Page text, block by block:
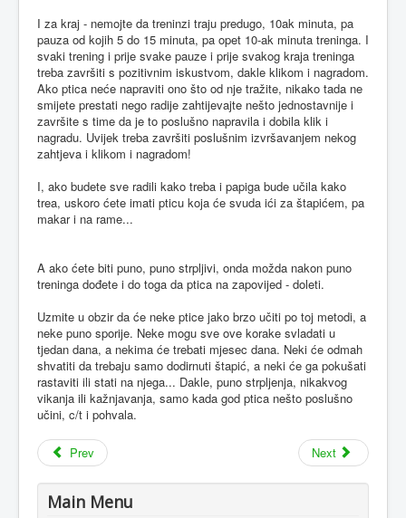
I za kraj - nemojte da treninzi traju predugo, 10ak minuta, pa
pauza od kojih 5 do 15 minuta, pa opet 10-ak minuta treninga. I
svaki trening i prije svake pauze i prije svakog kraja treninga
treba završiti s pozitivnim iskustvom, dakle klikom i nagradom.
Ako ptica neće napraviti ono što od nje tražite, nikako tada ne
smijete prestati nego radije zahtijevajte nešto jednostavnije i
završite s time da je to poslušno napravila i dobila klik i
nagradu. Uvijek treba završiti poslušnim izvršavanjem nekog
zahtjeva i klikom i nagradom!
I, ako budete sve radili kako treba i papiga bude učila kako
trea, uskoro ćete imati pticu koja će svuda ići za štapićem, pa
makar i na rame...
A ako ćete biti puno, puno strpljivi, onda možda nakon puno
treninga dođete i do toga da ptica na zapovijed - doleti.
Uzmite u obzir da će neke ptice jako brzo učiti po toj metodi, a
neke puno sporije. Neke mogu sve ove korake svladati u
tjedan dana, a nekima će trebati mjesec dana. Neki će odmah
shvatiti da trebaju samo dodirnuti štapić, a neki će ga pokušati
rastaviti ili stati na njega... Dakle, puno strpljenja, nikakvog
vikanja ili kažnjavanja, samo kada god ptica nešto poslušno
učini, c/t i pohvala.
Prev Next
Main Menu